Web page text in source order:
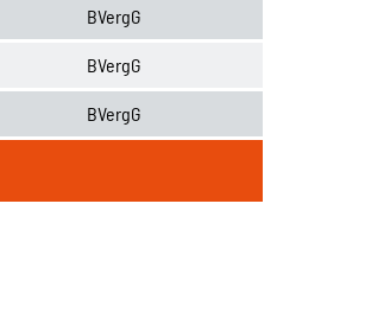
BVergG
BVergG
BVergG